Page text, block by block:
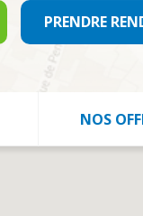
PRENDRE
NOS